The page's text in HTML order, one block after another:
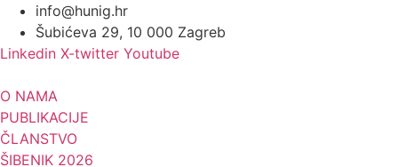
sadržaj
info@hunig.hr
Šubićeva 29, 10 000 Zagreb
Linkedin X-twitter Youtube
O NAMA
PUBLIKACIJE
ČLANSTVO
ŠIBENIK 2026